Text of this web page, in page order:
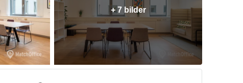
+ 7 bilder